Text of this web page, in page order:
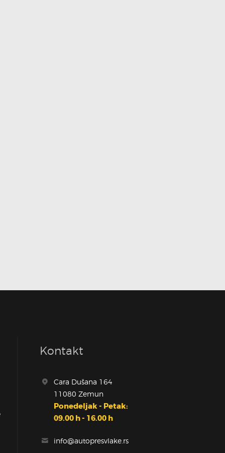
Kontakt
Cara Dušana 164
11080 Zemun
Ponedeljak - Petak:
09.00 h - 16.00 h
info@autopresvlake.rs